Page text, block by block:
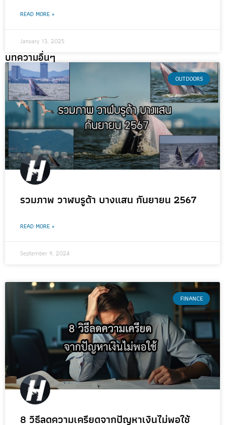
READ MORE »
January 13, 2025
บทความอื่นๆ
OUTDOORS
รวมภาพ วาฬบรูด้า บางแสน กันยายน 2567
READ MORE »
September 9, 2024
FINANCE
8 วิธีลดความเครียดจากปัญหาเงินไม่พอใช้